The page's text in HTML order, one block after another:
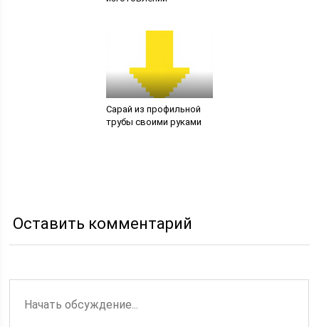
Сарай из профильной
трубы своими руками
Оставить комментарий